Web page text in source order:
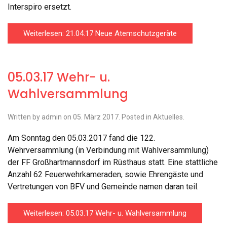
Interspiro ersetzt.
Weiterlesen: 21.04.17 Neue Atemschutzgeräte
05.03.17 Wehr- u.
Wahlversammlung
Written by admin on 05. März 2017 . Posted in Aktuelles
Am Sonntag den 05.03.2017 fand die 122.
Wehrversammlung (in Verbindung mit Wahlversammlung)
der FF Großhartmannsdorf im Rüsthaus statt. Eine stattliche
Anzahl 62 Feuerwehrkameraden, sowie Ehrengäste und
Vertretungen von BFV und Gemeinde namen daran teil.
Weiterlesen: 05.03.17 Wehr- u. Wahlversammlung